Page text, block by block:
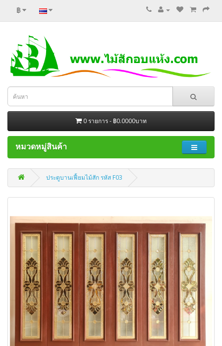
฿
0 รายการ - ฿0.0000บาท
หมวดหมู่สินค้า
ประตูบานเฟี้ยมไม้สัก รหัส F03